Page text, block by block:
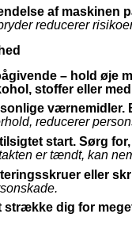
af maskinen
reducerer
– hold øje
stoffer eller
værnemidler.
reducerer
start. Sørg
er tændt, kan
eller
strække dig for